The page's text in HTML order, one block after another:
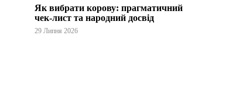
Як вибрати корову: прагматичний
чек-лист та народний досвід
29 Липня 2026